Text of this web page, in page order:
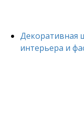
Декоративная
интерьера и